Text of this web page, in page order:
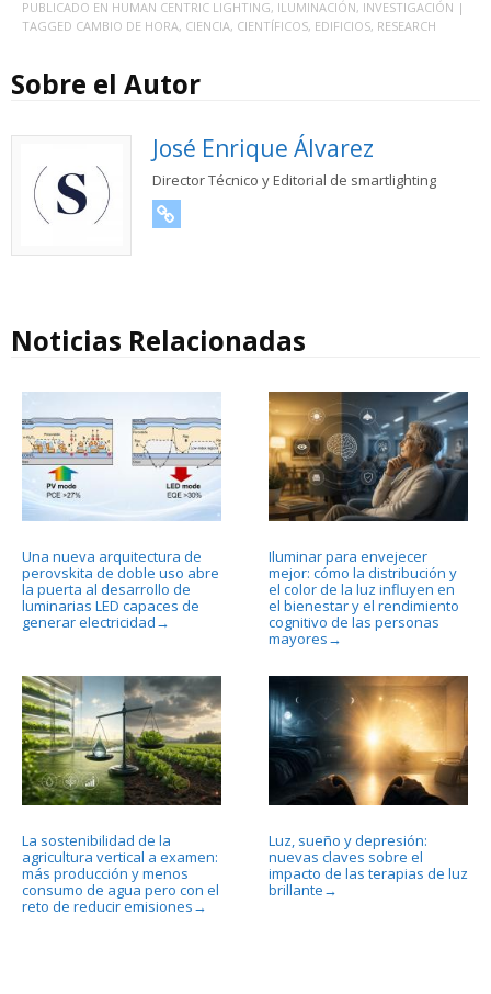
PUBLICADO EN HUMAN CENTRIC LIGHTING, ILUMINACIÓN, INVESTIGACIÓN |
TAGGED CAMBIO DE HORA, CIENCIA, CIENTÍFICOS, EDIFICIOS, RESEARCH
Sobre el Autor
José Enrique Álvarez
Director Técnico y Editorial de smartlighting
Noticias Relacionadas
Una nueva arquitectura de
perovskita de doble uso abre
la puerta al desarrollo de
luminarias LED capaces de
generar electricidad →
Iluminar para envejecer
mejor: cómo la distribución y
el color de la luz influyen en
el bienestar y el rendimiento
cognitivo de las personas
mayores →
La sostenibilidad de la
agricultura vertical a examen:
más producción y menos
consumo de agua pero con el
reto de reducir emisiones →
Luz, sueño y depresión:
nuevas claves sobre el
impacto de las terapias de luz
brillante →